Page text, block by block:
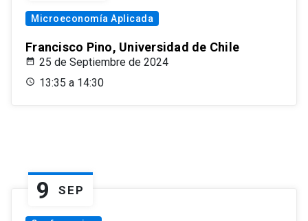
Microeconomía Aplicada
Francisco Pino, Universidad de Chile
25 de Septiembre de 2024
13:35 a 14:30
9 SEP